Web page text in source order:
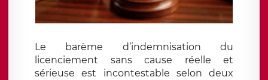
Le barème d’indemnisation du
licenciement sans cause réelle et
sérieuse est incontestable selon deux